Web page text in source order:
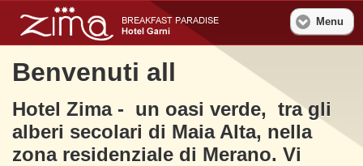
Menu
Benvenuti all
Hotel Zima - un oasi verde, tra gli
alberi secolari di Maia Alta, nella
zona residenziale di Merano. Vi